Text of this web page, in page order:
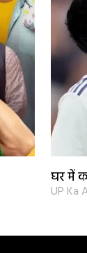
घर में
UP Ka